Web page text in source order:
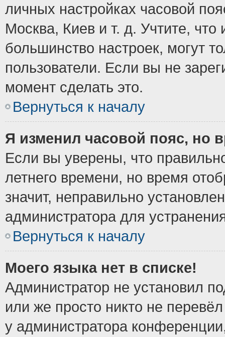
личных настройках часовой
Москва, Киев и т. д. Учтите, что
большинство настроек, могут
пользователи. Если вы не
момент сделать это.
Вернуться к началу
Я изменил часовой пояс, но
Если вы уверены, что
летнего времени, но время
значит, неправильно
администратора для
Вернуться к началу
Моего языка нет в списке!
Администратор не установил
или же просто никто не
у администратора